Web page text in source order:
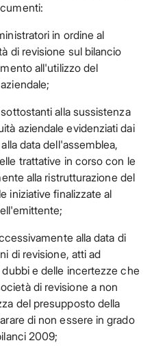
in ordine al
di revisione sul bilancio
all'utilizzo del
alla sussistenza
aziendale evidenziati dai
data dell'assemblea,
trattative in corso con le
alla ristrutturazione del
iniziative finalizzate al
alla data di
di revisione, atti ad
e delle incertezze che
di revisione a non
del presupposto della
di non essere in grado
2009;